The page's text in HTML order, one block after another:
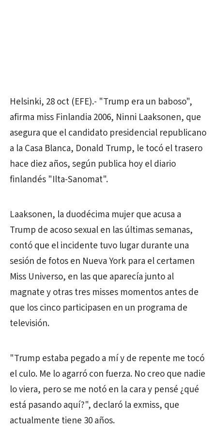
Helsinki, 28 oct (EFE).- "Trump era un baboso",
afirma miss Finlandia 2006, Ninni Laaksonen, que
asegura que el candidato presidencial republicano
a la Casa Blanca, Donald Trump, le tocó el trasero
hace diez años, según publica hoy el diario
finlandés "Ilta-Sanomat".
Laaksonen, la duodécima mujer que acusa a
Trump de acoso sexual en las últimas semanas,
contó que el incidente tuvo lugar durante una
sesión de fotos en Nueva York para el certamen
Miss Universo, en las que aparecía junto al
magnate y otras tres misses momentos antes de
que los cinco participasen en un programa de
televisión.
"Trump estaba pegado a mí y de repente me tocó
el culo. Me lo agarró con fuerza. No creo que nadie
lo viera, pero se me notó en la cara y pensé ¿qué
está pasando aquí?", declaró la exmiss, que
actualmente tiene 30 años.